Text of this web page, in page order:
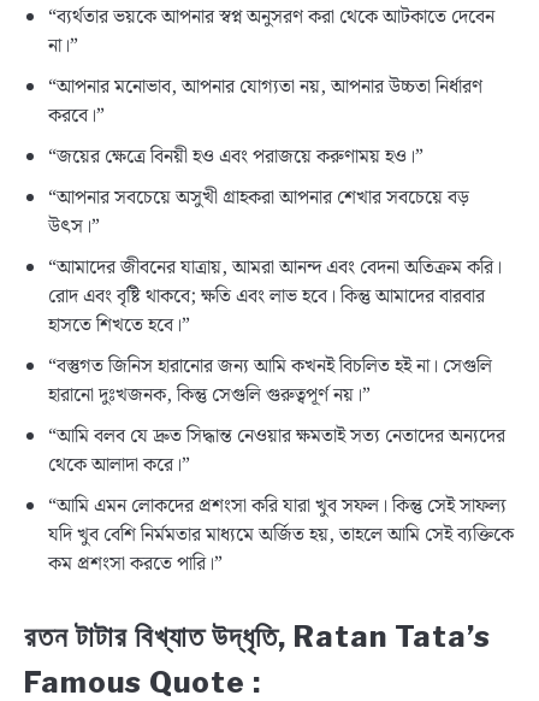
“ব্যর্থতার ভয়কে আপনার স্বপ্ন অনুসরণ করা থেকে আটকাতে দেবেন
না।”
“আপনার মনোভাব, আপনার যোগ্যতা নয়, আপনার উচ্চতা নির্ধারণ
করবে।”
“জয়ের ক্ষেত্রে বিনয়ী হও এবং পরাজয়ে করুণাময় হও।”
“আপনার সবচেয়ে অসুখী গ্রাহকরা আপনার শেখার সবচেয়ে বড়
উৎস।”
“আমাদের জীবনের যাত্রায়, আমরা আনন্দ এবং বেদনা অতিক্রম করি।
রোদ এবং বৃষ্টি থাকবে; ক্ষতি এবং লাভ হবে। কিন্তু আমাদের বারবার
হাসতে শিখতে হবে।”
“বস্তুগত জিনিস হারানোর জন্য আমি কখনই বিচলিত হই না। সেগুলি
হারানো দুঃখজনক, কিন্তু সেগুলি গুরুত্বপূর্ণ নয়।”
“আমি বলব যে দ্রুত সিদ্ধান্ত নেওয়ার ক্ষমতাই সত্য নেতাদের অন্যদের
থেকে আলাদা করে।”
“আমি এমন লোকদের প্রশংসা করি যারা খুব সফল। কিন্তু সেই সাফল্য
যদি খুব বেশি নির্মমতার মাধ্যমে অর্জিত হয়, তাহলে আমি সেই ব্যক্তিকে
কম প্রশংসা করতে পারি।”
রতন টাটার বিখ্যাত উদ্ধৃতি, Ratan Tata’s
Famous Quote :